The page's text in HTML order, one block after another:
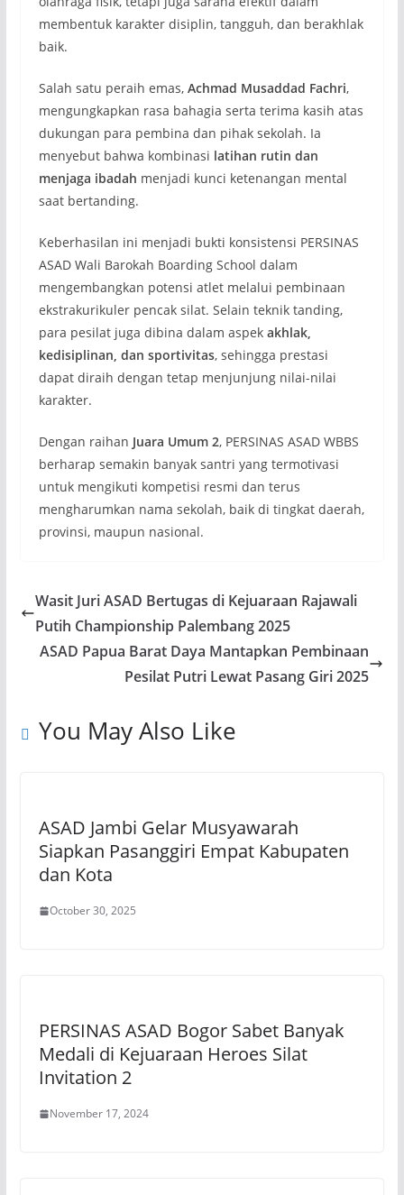
membentuk karakter disiplin, tangguh, dan berakhlak
baik.
Salah satu peraih emas, Achmad Musaddad Fachri,
mengungkapkan rasa bahagia serta terima kasih atas
dukungan para pembina dan pihak sekolah. Ia
menyebut bahwa kombinasi latihan rutin dan
menjaga ibadah menjadi kunci ketenangan mental
saat bertanding.
Keberhasilan ini menjadi bukti konsistensi PERSINAS
ASAD Wali Barokah Boarding School dalam
mengembangkan potensi atlet melalui pembinaan
ekstrakurikuler pencak silat. Selain teknik tanding,
para pesilat juga dibina dalam aspek akhlak,
kedisiplinan, dan sportivitas, sehingga prestasi
dapat diraih dengan tetap menjunjung nilai-nilai
karakter.
Dengan raihan Juara Umum 2, PERSINAS ASAD WBBS
berharap semakin banyak santri yang termotivasi
untuk mengikuti kompetisi resmi dan terus
mengharumkan nama sekolah, baik di tingkat daerah,
provinsi, maupun nasional.
Wasit Juri ASAD Bertugas di Kejuaraan Rajawali
Putih Championship Palembang 2025
ASAD Papua Barat Daya Mantapkan Pembinaan
Pesilat Putri Lewat Pasang Giri 2025
You May Also Like
ASAD Jambi Gelar Musyawarah
Siapkan Pasanggiri Empat Kabupaten
dan Kota
October 30, 2025
PERSINAS ASAD Bogor Sabet Banyak
Medali di Kejuaraan Heroes Silat
Invitation 2
November 17, 2024